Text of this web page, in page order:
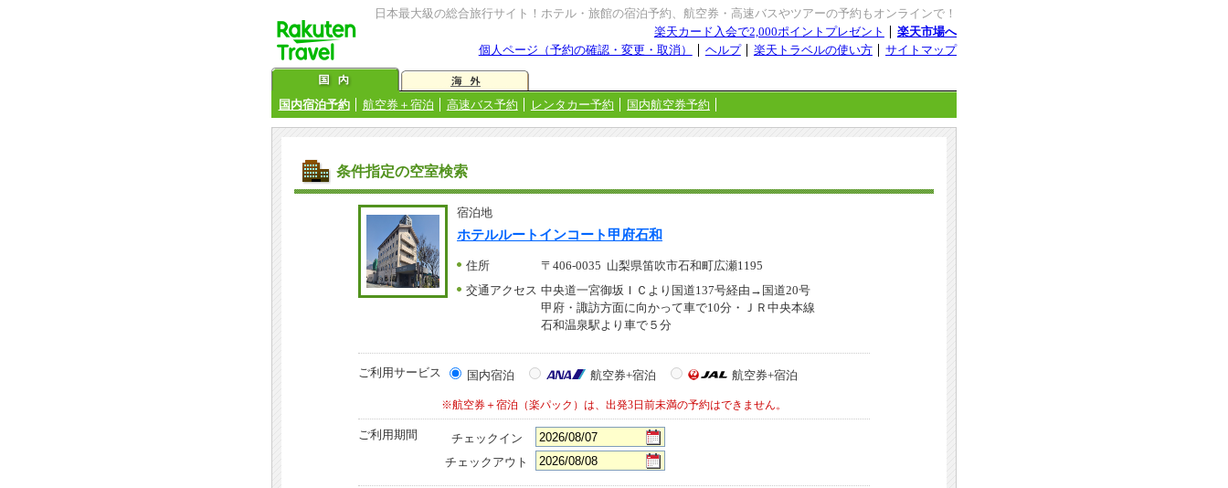
日本最大級の総合旅行サイト！ホテル・旅館の宿泊予約、航空券・高速バスやツアーの予約もオンラインで！
楽天カード入会で2,000ポイントプレゼント
楽天市場へ
個人ページ（予約の確認・変更・取消）
ヘルプ 楽天トラベルの使い方 サイトマップ
国内宿泊予約 航空券＋宿泊 高速バス予約 レンタカー予約 国内航空券予約
条件指定の空室検索
宿泊地
ホテルルートインコート甲府石和
住所
〒406-0035 山梨県笛吹市石和町広瀬1195
交通アクセス 中央道一宮御坂ＩＣより国道137号経由→国道20号
甲府・諏訪方面に向かって車で10分・ＪＲ中央本線
石和温泉駅より車で５分
ご利用サービス 国内宿泊 航空券+宿泊 航空券+宿泊
※航空券＋宿泊（楽パック）は、出発3日前未満の予約はできません。
ご利用期間
チェックイン
チェックアウト